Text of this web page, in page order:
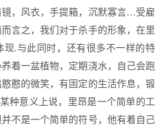
，风衣，手提箱，沉默寡言…受雇
言之，我们对于杀手的形象，在里
现.与此同时，还有很多不一样的特
着一盆植物，定期浇水，自己会跑
憨的微笑，有固定的生活作息，锻
种意义上说，里昂是一个简单的工
不是一个简单的符号，他有着自己